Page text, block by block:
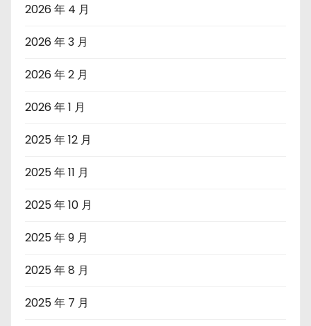
2026 年 4 月
2026 年 3 月
2026 年 2 月
2026 年 1 月
2025 年 12 月
2025 年 11 月
2025 年 10 月
2025 年 9 月
2025 年 8 月
2025 年 7 月